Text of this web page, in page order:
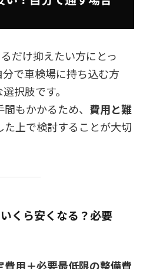
だけ抑えたい方にとっ
で車検場に持ち込む方
択肢です。
もかかるため、 費用と難
た上で検討することが大切
くら安くなる？必要
費用＋必要最低限の整備費